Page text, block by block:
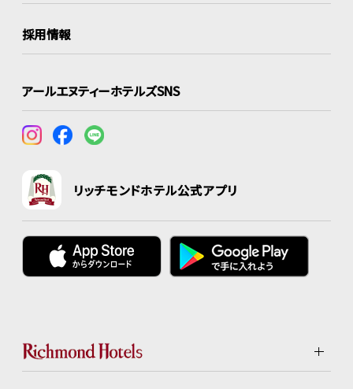
採用情報
アールエヌティーホテルズSNS
リッチモンドホテル公式アプリ